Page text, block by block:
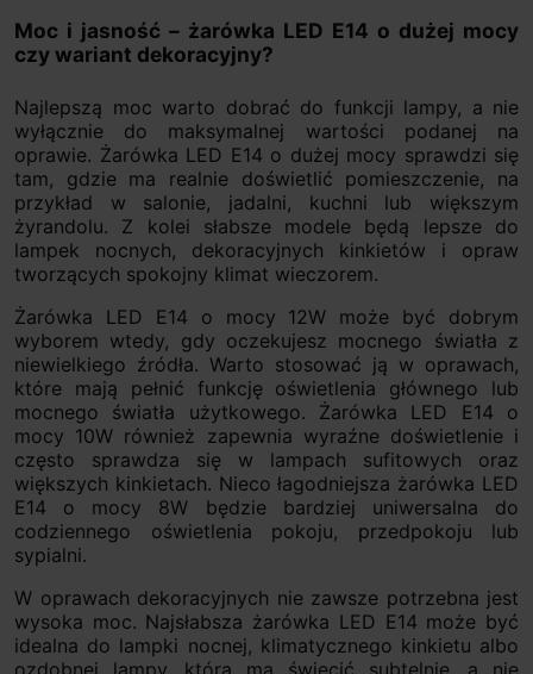
Moc i jasność – żarówka LED E14 o dużej mocy
czy wariant dekoracyjny?
Najlepszą moc warto dobrać do funkcji lampy, a nie
wyłącznie do maksymalnej wartości podanej na
oprawie. Żarówka LED E14 o dużej mocy sprawdzi się
tam, gdzie ma realnie doświetlić pomieszczenie, na
przykład w salonie, jadalni, kuchni lub większym
żyrandolu. Z kolei słabsze modele będą lepsze do
lampek nocnych, dekoracyjnych kinkietów i opraw
tworzących spokojny klimat wieczorem.
Żarówka LED E14 o mocy 12W może być dobrym
wyborem wtedy, gdy oczekujesz mocnego światła z
niewielkiego źródła. Warto stosować ją w oprawach,
które mają pełnić funkcję oświetlenia głównego lub
mocnego światła użytkowego. Żarówka LED E14 o
mocy 10W również zapewnia wyraźne doświetlenie i
często sprawdza się w lampach sufitowych oraz
większych kinkietach. Nieco łagodniejsza żarówka LED
E14 o mocy 8W będzie bardziej uniwersalna do
codziennego oświetlenia pokoju, przedpokoju lub
sypialni.
W oprawach dekoracyjnych nie zawsze potrzebna jest
wysoka moc. Najsłabsza żarówka LED E14 może być
idealna do lampki nocnej, klimatycznego kinkietu albo
ozdobnej lampy, która ma świecić subtelnie, a nie